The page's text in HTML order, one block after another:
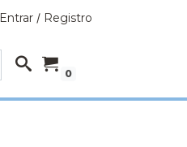
Entrar / Registro
0